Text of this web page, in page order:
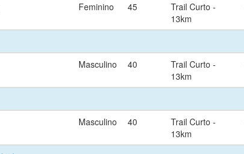
Feminino 45
Trail Curto -
13km
Masculino 40
Trail Curto -
13km
Masculino 40
Trail Curto -
13km